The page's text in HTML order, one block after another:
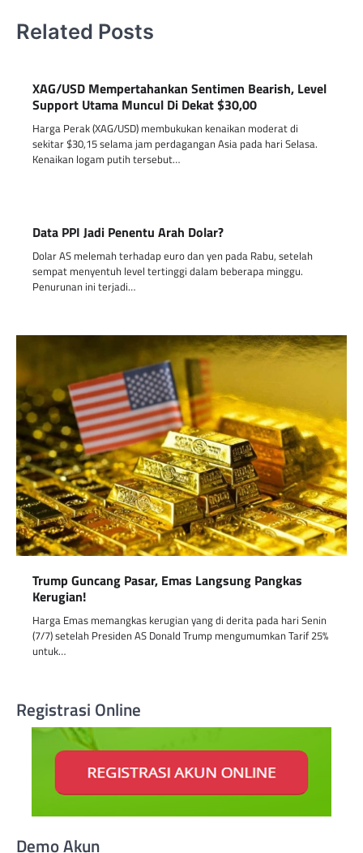
Related Posts
XAG/USD Mempertahankan Sentimen Bearish, Level
Support Utama Muncul Di Dekat $30,00
Harga Perak (XAG/USD) membukukan kenaikan moderat di
sekitar $30,15 selama jam perdagangan Asia pada hari Selasa.
Kenaikan logam putih tersebut…
Data PPI Jadi Penentu Arah Dolar?
Dolar AS melemah terhadap euro dan yen pada Rabu, setelah
sempat menyentuh level tertinggi dalam beberapa minggu.
Penurunan ini terjadi…
Trump Guncang Pasar, Emas Langsung Pangkas
Kerugian!
Harga Emas memangkas kerugian yang di derita pada hari Senin
(7/7) setelah Presiden AS Donald Trump mengumumkan Tarif 25%
untuk…
Registrasi Online
Demo Akun